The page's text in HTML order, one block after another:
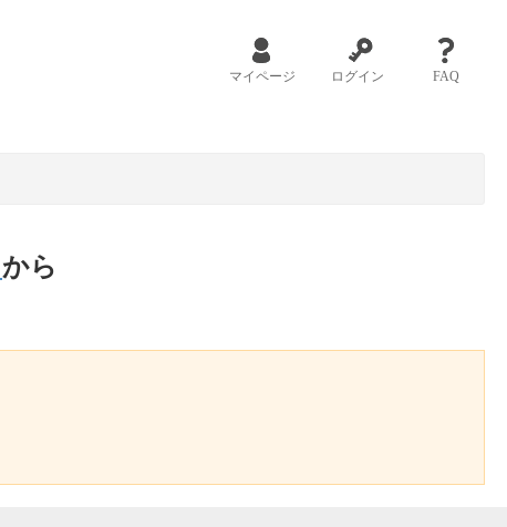
マイページ ログイン FAQ
から